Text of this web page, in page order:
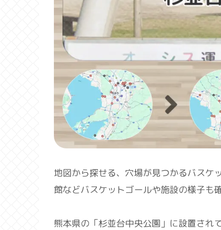
地図から探せる、穴場が見つかるバスケ
館などバスケットゴールや施設の様子も
熊本県の「杉並台中央公園」に設置され